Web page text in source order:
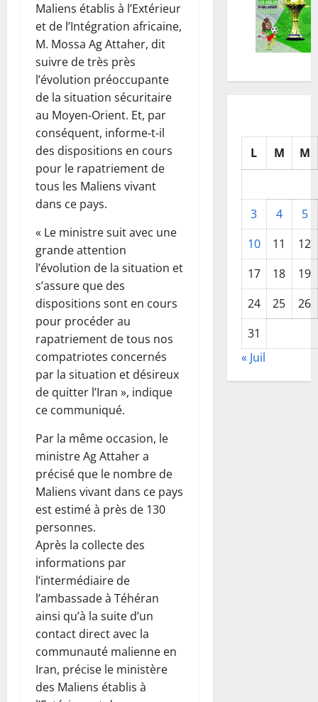
Maliens établis à l’Extérieur
et de l’Intégration africaine,
M. Mossa Ag Attaher, dit
suivre de très près
l’évolution préoccupante
de la situation sécuritaire
au Moyen‑Orient. Et, par
conséquent, informe‑t‑il
des dispositions en cours
pour le rapatriement de
tous les Maliens vivant
dans ce pays.
« Le ministre suit avec une
grande attention
l’évolution de la situation et
s’assure que des
dispositions sont en cours
pour procéder au
rapatriement de tous nos
compatriotes concernés
par la situation et désireux
de quitter l’Iran », indique
ce communiqué.
Par la même occasion, le
ministre Ag Attaher a
précisé que le nombre de
Maliens vivant dans ce pays
est estimé à près de 130
personnes.
Après la collecte des
informations par
l’intermédiaire de
l’ambassade à Téhéran
ainsi qu’à la suite d’un
contact direct avec la
communauté malienne en
Iran, précise le ministère
des Maliens établis à
L M M
3 4
5
10
11
12
17
18
19
24
25
26
31
« Juil